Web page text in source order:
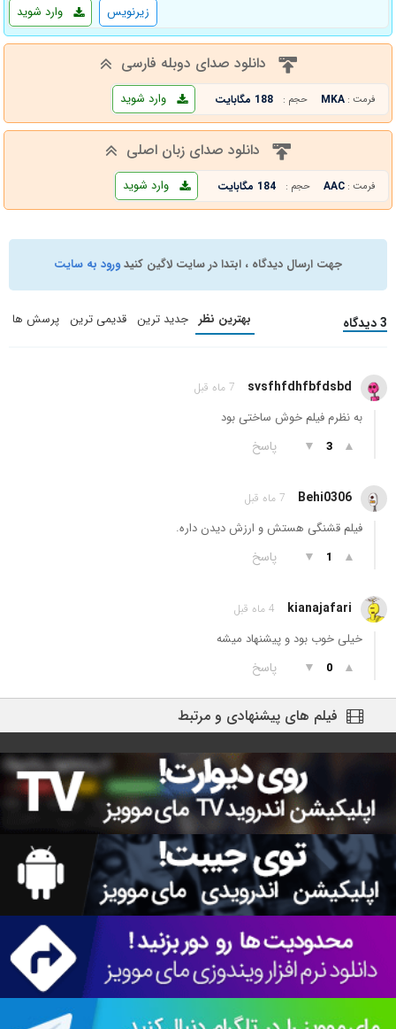
وارد شوید زیرنویس
دانلود صدای دوبله فارسی
فرمت : MKA حجم : 188 مگابایت وارد شوید
دانلود صدای زبان اصلی
فرمت : AAC حجم : 184 مگابایت وارد شوید
جهت ارسال دیدگاه ، ابتدا در سایت لاگین کنیدورود به سایت
3 دیدگاه بهترین نظر جدید ترین قدیمی ترین پرسش ها
svsfhfdhfbfdsbd 7 ماه قبل
به نظرم فیلم خوش ساختی بود
▲
3
▼ پاسخ
Behi0306 7 ماه قبل
فیلم قشنگی هستش و ارزش دیدن داره.
▲
1
▼ پاسخ
kianajafari 4 ماه قبل
خیلی خوب بود و پیشنهاد میشه
▲
0
▼ پاسخ
فیلم های پیشنهادی و مرتبط